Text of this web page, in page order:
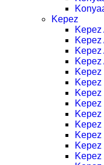
Kepez
Kepez
Kepez
Kepez
Kepez
Kepez
Kepez
Kepez